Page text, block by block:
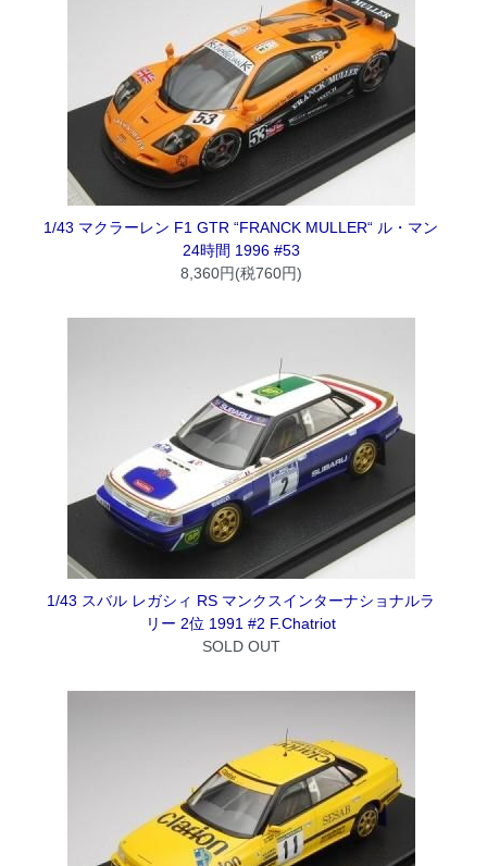
1/43 マクラーレン F1 GTR “FRANCK MULLER“ ル・マン
24時間 1996 #53
8,360円(税760円)
1/43 スバル レガシィ RS マンクスインターナショナルラ
リー 2位 1991 #2 F.Chatriot
SOLD OUT